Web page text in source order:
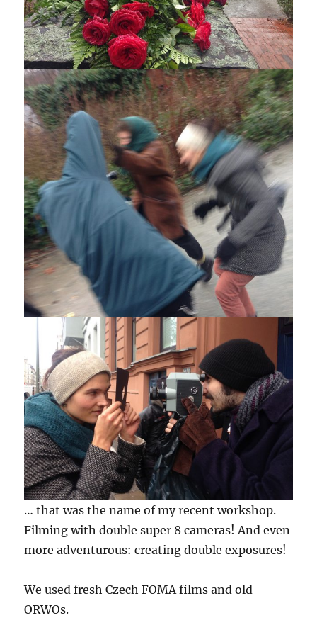
… that was the name of my recent workshop.
Filming with double super 8 cameras! And even
more adventurous: creating double exposures!
We used fresh Czech FOMA films and old
ORWOs.